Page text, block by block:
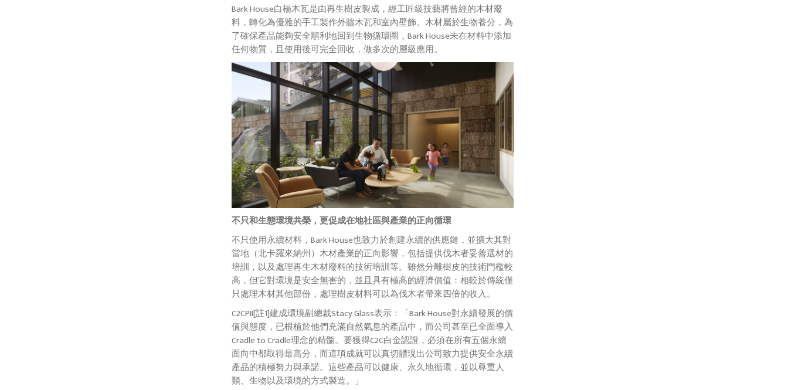
Bark House白楊木瓦是由再生樹皮製成，經工匠級技藝將曾經的木材廢
料，轉化為優雅的手工製作外牆木瓦和室內壁飾。木材屬於生物養分，為
了確保產品能夠安全順利地回到生物循環圈，Bark House未在材料中添加
任何物質，且使用後可完全回收，做多次的層級應用。
不只和生態環境共榮，更促成在地社區與產業的正向循環
不只使用永續材料，Bark House也致力於創建永續的供應鏈，並擴大其對
當地（北卡羅來納州）木材產業的正向影響，包括提供伐木者妥善選材的
培訓，以及處理再生木材廢料的技術培訓等。雖然分離樹皮的技術門檻較
高，但它對環境是安全無害的，並且具有極高的經濟價值：相較於傳統僅
只處理木材其他部份，處理樹皮材料可以為伐木者帶來四倍的收入。
C2CPII[註1]建成環境副總裁Stacy Glass表示：「Bark House對永續發展的價
值與態度，已根植於他們充滿自然氣息的產品中，而公司甚至已全面導入
Cradle to Cradle理念的精髓。要獲得C2C白金認證，必須在所有五個永續
面向中都取得最高分，而這項成就可以真切體現出公司致力提供安全永續
產品的積極努力與承諾。這些產品可以健康、永久地循環，並以尊重人
類、生物以及環境的方式製造。」